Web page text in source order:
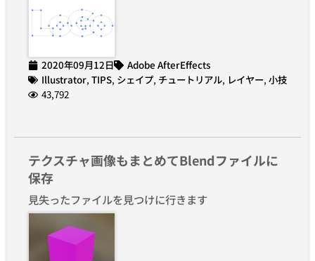
2020年09月12日
Adobe AfterEffects
Illustrator, TIPS, シェイプ, チュートリアル, レイヤー, 小技
43,792
テクスチャ画像もまとめてBlendファイルに
保存
見失ったファイルを見つけに行きます